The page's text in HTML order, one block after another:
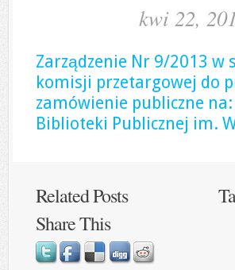
kwi 22,
Zarządzenie Nr 9/2013
komisji przetargowej do
zamówienie publiczne
Biblioteki Publicznej im.
Related Posts
Share This